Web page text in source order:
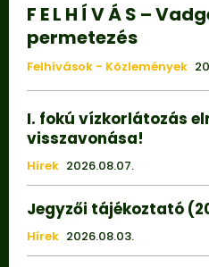
F E L H Í V Á S –
permetezés
Felhívások - Közlemények
I. fokú vízkorlátozás
visszavonása!
Hírek 2026.08.07.
Jegyzői tájékoztató
Hírek 2026.08.03.